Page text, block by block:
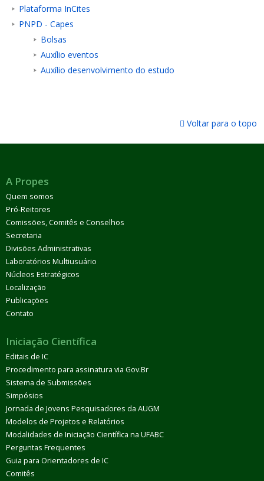
Plataforma InCites
PNPD - Capes
Bolsas
Auxílio eventos
Auxílio desenvolvimento do estudo
Voltar para o topo
A Propes
Quem somos
Pró-Reitores
Comissões, Comitês e Conselhos
Secretaria
Divisões Administrativas
Laboratórios Multiusuário
Núcleos Estratégicos
Localização
Publicações
Contato
Iniciação Científica
Editais de IC
Procedimento para assinatura via Gov.Br
Sistema de Submissões
Simpósios
Jornada de Jovens Pesquisadores da AUGM
Modelos de Projetos e Relatórios
Modalidades de Iniciação Científica na UFABC
Perguntas Frequentes
Guia para Orientadores de IC
Comitês